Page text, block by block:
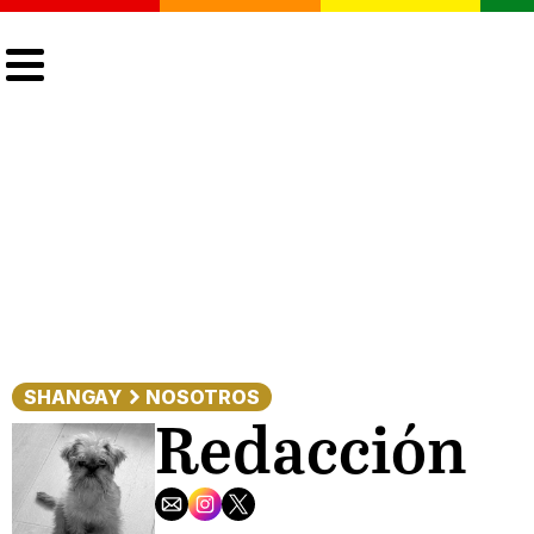
SHANGAY NOSOTROS
Redacción